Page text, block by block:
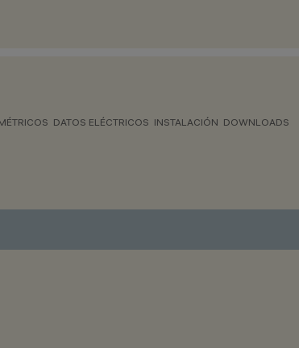
DATOS ELÉCTRICOS INSTALACIÓN DOWNLOADS